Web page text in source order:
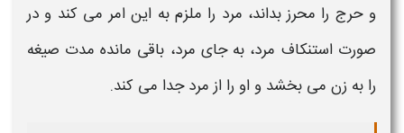
و حرج را محرز بداند، مرد را ملزم به این امر می کند و در
صورت استنکاف مرد، به جای مرد، باقی مانده مدت صیغه
را به زن می بخشد و او را از مرد جدا می کند.